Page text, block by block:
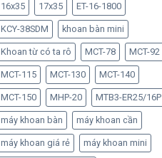
16x35 17x35 ET-16-1800
KCY-38SDM khoan bàn mini
Khoan từ có ta rô MCT-78 MCT-92
MCT-115 MCT-130 MCT-140
MCT-150 MHP-20 MTB3-ER25/16P
máy khoan bàn máy khoan cần
máy khoan giá rẻ máy khoan mini